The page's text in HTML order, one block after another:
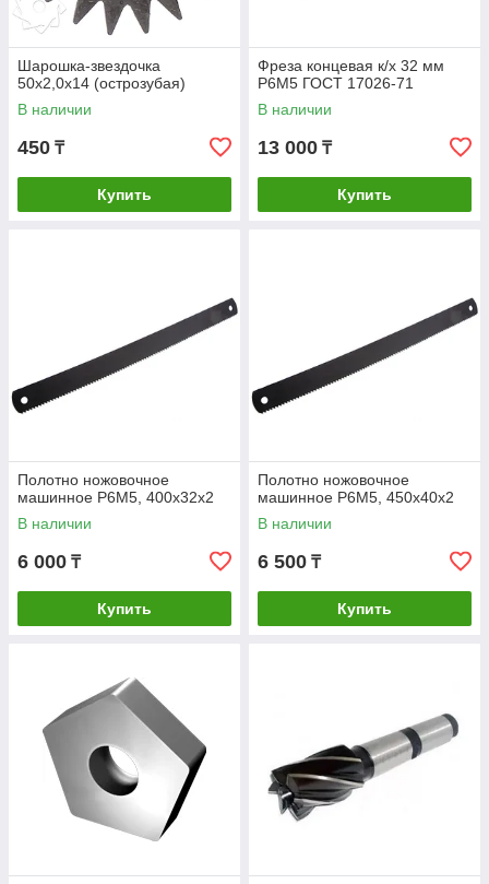
Шарошка-звездочка
50х2,0х14 (острозубая)
В наличии
450 ₸
Купить
Фреза концевая к/х 32 мм
Р6М5 ГОСТ 17026-71
В наличии
13 000 ₸
Купить
Полотно ножовочное
машинное Р6М5, 400х32х2
В наличии
6 000 ₸
Купить
Полотно ножовочное
машинное Р6М5, 450х40х2
В наличии
6 500 ₸
Купить